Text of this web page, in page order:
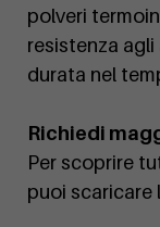
polveri
resistenza
durata nel
Richiedi
Per scoprire
puoi scaricare